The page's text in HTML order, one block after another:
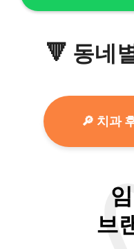
🔻 동네
🔎 치과